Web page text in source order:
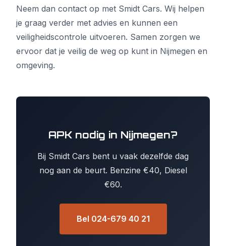
Neem dan contact op met Smidt Cars. Wij helpen
je graag verder met advies en kunnen een
veiligheidscontrole uitvoeren. Samen zorgen we
ervoor dat je veilig de weg op kunt in Nijmegen en
omgeving.
APK nodig in Nijmegen?
Bij Smidt Cars bent u vaak dezelfde dag
nog aan de beurt. Benzine €40, Diesel
€60.
Bel 024-679 40 21